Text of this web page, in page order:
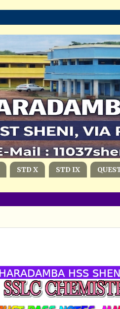
STD X STD IX